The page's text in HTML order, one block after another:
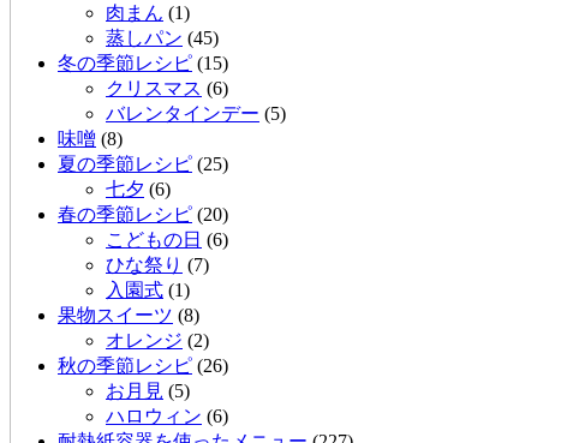
肉まん (1)
蒸しパン (45)
冬の季節レシピ (15)
クリスマス (6)
バレンタインデー (5)
味噌 (8)
夏の季節レシピ (25)
七夕 (6)
春の季節レシピ (20)
こどもの日 (6)
ひな祭り (7)
入園式 (1)
果物スイーツ (8)
オレンジ (2)
秋の季節レシピ (26)
お月見 (5)
ハロウィン (6)